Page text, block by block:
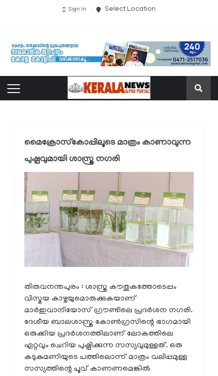
Sign In Select Location
മൈക്രോസ്‌കോപ്പിലൂടെ മാത്രം കാണാവുന്ന
പുഷ്പവുമായി ശാസ്ത്ര നഗരി
തിരുവനന്തപുരം : ശാസ്ത്ര കൗതുകത്തോടെപ്പം
വിസ്മയ കാഴ്ചയുമൊരുക്കുകയാണ്
മാര്‍ഇവാനിയോസ് ഗ്രൗണ്ടിലെ പ്രദര്‍ശന നഗരി.
ദേശീയ ബാലശാസ്ത്ര കോണ്‍ഗ്രസിന്റെ ഭാഗമായി
ഒരുക്കിയ പ്രദര്‍ശനത്തിലാണ് ലോകത്തിലെ
ഏറ്റവും ചെറിയ പുഷ്പിക്കുന്ന സസ്യവുമുള്ളത്. ഒരു
കടുകുമണിയുടെ പത്തിലൊന്ന് മാത്രം വലിപ്പമുള്ള
സസ്യത്തിന്റെ പൂവ് കാണണമെങ്കില്‍